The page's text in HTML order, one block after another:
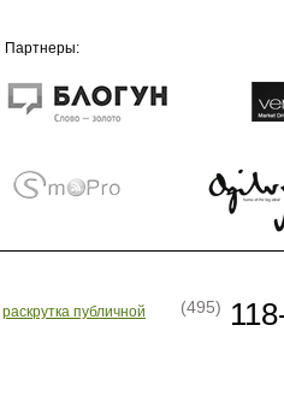
Партнеры:
раскрутка публичной
(495)